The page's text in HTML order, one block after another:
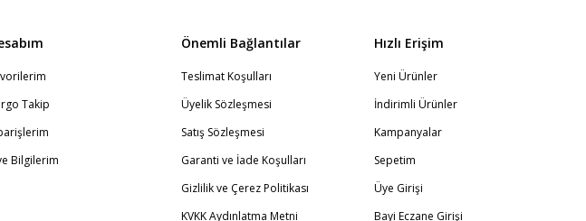
Takip
Bilgilerim
Önemli Bağlantılar
Teslimat Koşulları
Üyelik Sözleşmesi
Satış Sözleşmesi
Garanti ve İade Koşulları
Gizlilik ve Çerez Politikası
KVKK Aydınlatma Metni
Hızlı Erişim
Yeni Ürünler
İndirimli Ürünler
Kampanyalar
Sepetim
Üye Girişi
Bayi Eczane Girişi